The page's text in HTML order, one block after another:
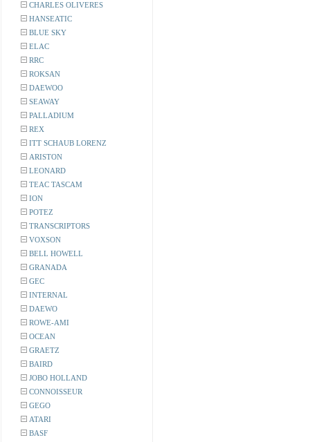
CHARLES OLIVERES
HANSEATIC
BLUE SKY
ELAC
RRC
ROKSAN
DAEWOO
SEAWAY
PALLADIUM
REX
ITT SCHAUB LORENZ
ARISTON
LEONARD
TEAC TASCAM
ION
POTEZ
TRANSCRIPTORS
VOXSON
BELL HOWELL
GRANADA
GEC
INTERNAL
DAEWO
ROWE-AMI
OCEAN
GRAETZ
BAIRD
JOBO HOLLAND
CONNOISSEUR
GEGO
ATARI
BASF